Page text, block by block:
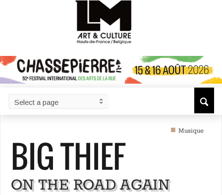
■ Musique
BIG THIEF
ON THE ROAD AGAIN